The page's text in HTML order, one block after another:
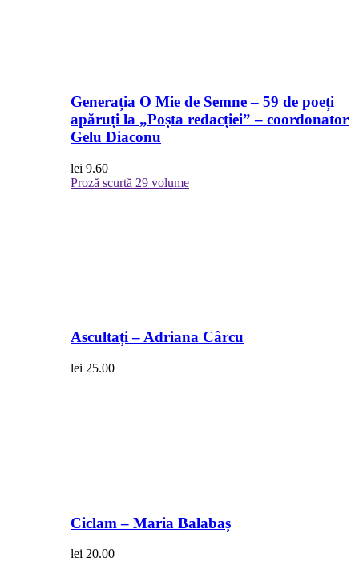
Generația O Mie de Semne – 59 de poeți
apăruți la „Poșta redacției” – coordonator
Gelu Diaconu
lei 9.60
Proză scurtă 29 volume
Ascultați – Adriana Cârcu
lei 25.00
Ciclam – Maria Balabaș
lei 20.00